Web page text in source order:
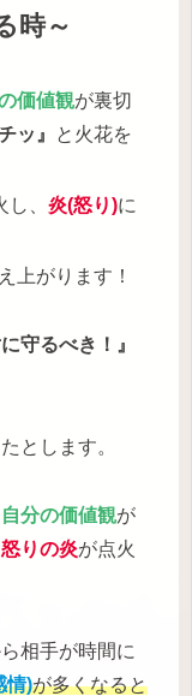
時～
価値観が裏切
ッ』
と火花を
し、炎(怒り)に
上がります！
守るべき！』
とします。
自分の価値観が
怒りの炎が点火
相手が時間に
情)が多くなると